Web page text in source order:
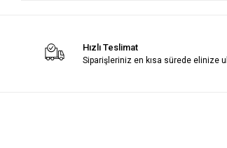
Hızlı Teslimat
Siparişleriniz en kısa sürede elinize